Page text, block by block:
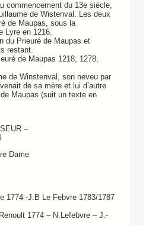
commencement du 13e siècle,
de Wistenval. Les deux
de Maupas, sous la
Lyre en 1216.
du Prieuré de Maupas et
restant.
de Maupas 1218, 1278,
de Winstenval, son neveu par
de sa mère et lui d’autre
Maupas (suit un texte en
–
Dame
1774 -J.B Le Febvre 1783/1787
1774 – N.Lefebvre – J.-